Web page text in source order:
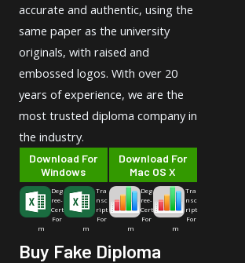
accurate and authentic, using the
same paper as the university
originals, with raised and
embossed logos. With over 20
years of experience, we are the
most trusted diploma company in
the industry.
Download For
Windows
Deg
ree-
Cert
For
m
Tra
nsc
ript
For
m
Download For
Mac OS X
Deg
ree-
Cert
For
m
Tra
nsc
ript
For
m
Buy Fake Diploma